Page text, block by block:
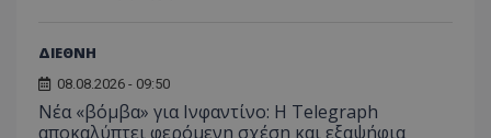
ΔΙΕΘΝΗ
08.08.2026 - 09:50
Νέα «βόμβα» για Ινφαντίνο: Η Telegraph
αποκαλύπτει φερόμενη σχέση και εξαψήφια